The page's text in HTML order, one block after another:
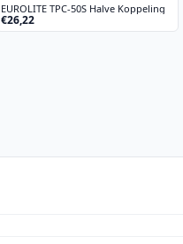
EUROLITE TPC-50S Halve Koppeling
€26,22